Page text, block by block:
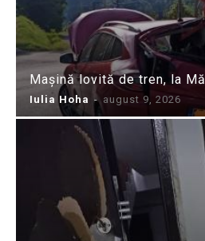
Mașină lovită de tren, la
Iulia Hoha - august 9, 2026